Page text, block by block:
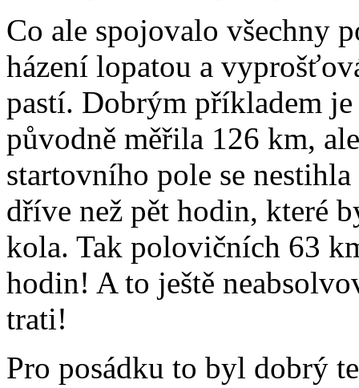
Co ale spojovalo všechny
házení lopatou a
pastí. Dobrým příkladem
původně měřila 126 km,
startovního pole se
dříve než pět hodin, které
kola. Tak polovičních 63
hodin! A to ještě
trati!
Pro posádku to byl dobrý